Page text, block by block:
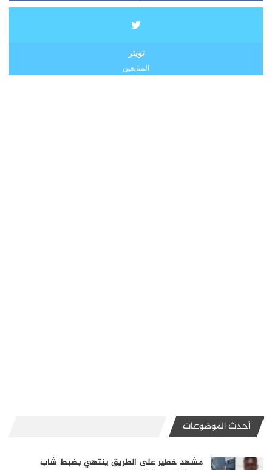
تويتر
المتابعين
أحدث الموضوعات
مشهد خطير على الطريق ينتهي بضبط شاب